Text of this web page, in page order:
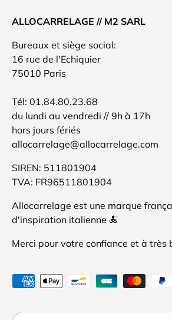
ALLOCARRELAGE // M2 SARL
Bureaux et siège social:
16 rue de l'Echiquier
75010 Paris
Tél: 01.84.80.23.68
du lundi au vendredi // 9h à 17h
hors jours fériés
allocarrelage@allocarrelage.com
SIREN: 511801904
TVA: FR96511801904
Allocarrelage est une marque
d'inspiration italienne 🍝
Merci pour votre confiance et à très
Moyens de paiement acceptés
Pays